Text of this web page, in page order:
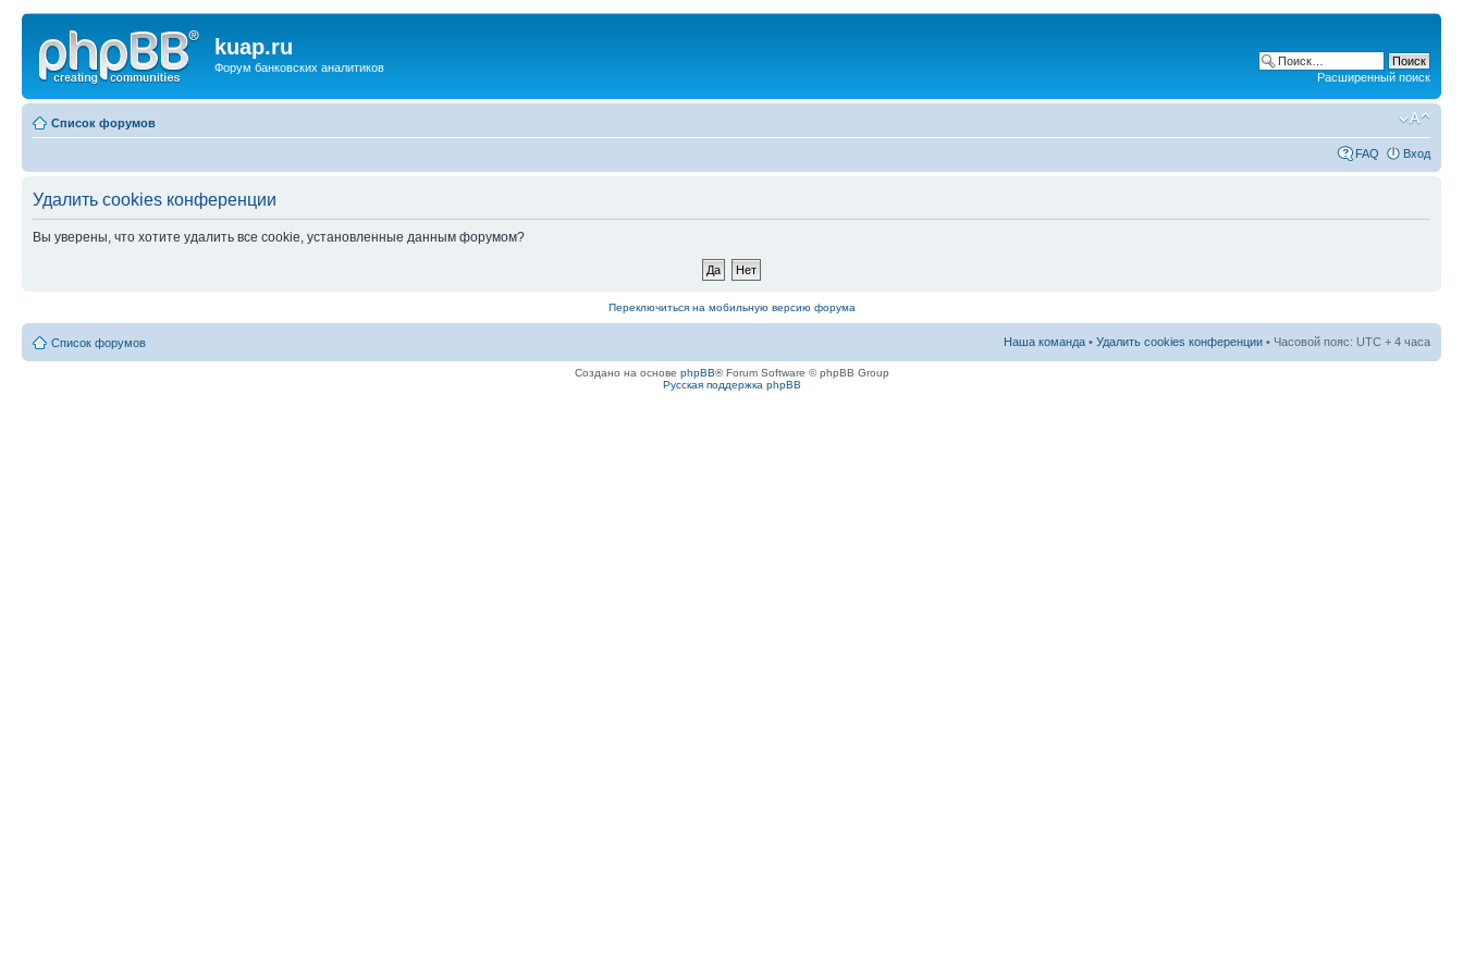
kuap.ru
Форум банковских аналитиков
Расширенный поиск
Список форумов
FAQ Вход
Удалить cookies конференции
Вы уверены, что хотите удалить все cookie, установленные данным форумом?
Переключиться на мобильную версию форума
Список форумов Наша команда • Удалить cookies конференции • Часовой пояс: UTC + 4 часа
Создано на основе phpBB® Forum Software © phpBB Group
Русская поддержка phpBB